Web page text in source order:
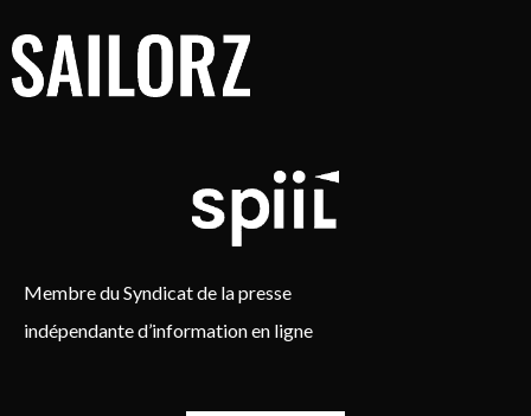
Membre du Syndicat de la presse
indépendante d’information en ligne